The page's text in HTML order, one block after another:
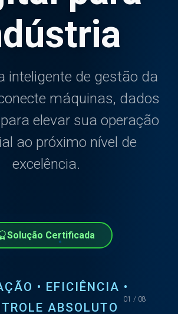
inteligente de gestão da
máquinas, dados
elevar sua operação
ao próximo nível de
excelência.
Solução Certificada
• EFICIÊNCIA •
ABSOLUTO
01 / 08